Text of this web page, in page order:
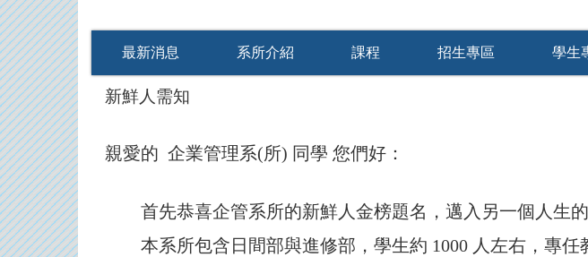
最新消息 系所介紹 課程 招生專區 學生
新鮮人需知
親愛的 企業管理系(所) 同學 您們好：
首先恭喜企管系所的新鮮人金榜題名，邁入另一個人生的
本系所包含日間部與進修部，學生約 1000 人左右，專